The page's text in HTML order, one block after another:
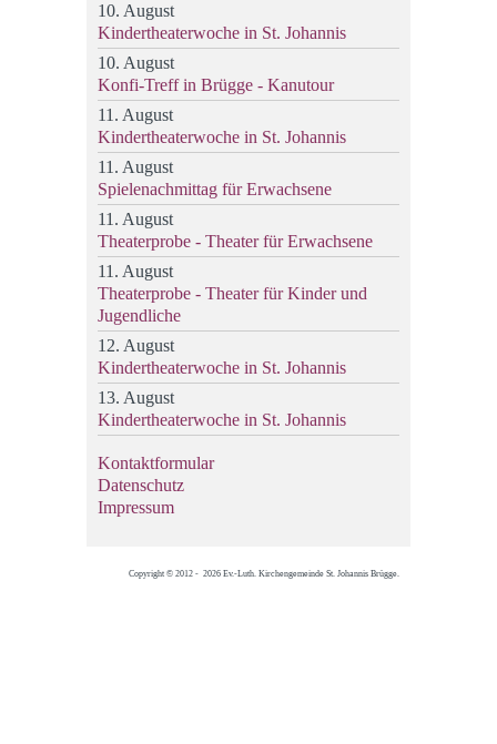
10. August
Kindertheaterwoche in St. Johannis
10. August
Konfi-Treff in Brügge - Kanutour
11. August
Kindertheaterwoche in St. Johannis
11. August
Spielenachmittag für Erwachsene
11. August
Theaterprobe - Theater für Erwachsene
11. August
Theaterprobe - Theater für Kinder und
Jugendliche
12. August
Kindertheaterwoche in St. Johannis
13. August
Kindertheaterwoche in St. Johannis
Kontaktformular
Datenschutz
Impressum
Copyright © 2012 - 2026 Ev.-Luth. Kirchengemeinde St. Johannis Brügge.